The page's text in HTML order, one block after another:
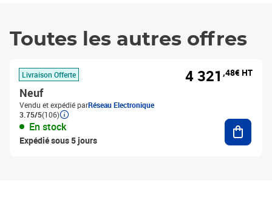
Toutes les autres offres
Livraison Offerte
Neuf
Vendu et expédié parRéseau Electronique
3.75/5(106)
En stock
Expédié sous 5 jours
4 321 ,48€ HT